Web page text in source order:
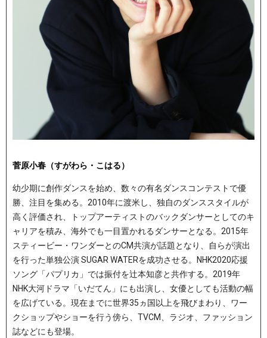
菅原小春（すがわら・こはる）
幼少期に創作ダンスを始め、数々の有名ダンスコンテストで優
勝、注目を集める。2010年に渡米し、独自のダンススタイルが
高く評価され、トップアーティストのバックダンサーとしてのキ
ャリアを積み、海外でも一目置かれるダンサーとなる。2015年
スティービー・ワンダーとのCM共演が話題となり、自らが演出
を行った単独公演 SUGAR WATERを成功させる。NHK2020応援
ソング「パプリカ」では振付を辻󠄀本知彦と共作する。2019年
NHK大河ドラマ「いだてん」にも出演し、女優としても活動の幅
を広げている。現在までに世界35ヵ国以上を飛びまわり、ワー
クショップやショーを行う傍ら、TVCM、ラジオ、ファッション
誌などにも登場。